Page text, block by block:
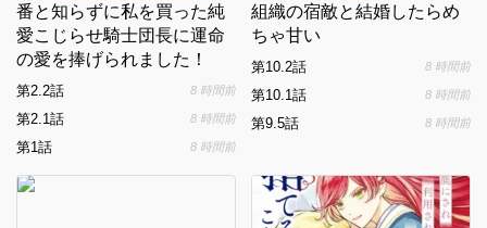
番と知らずに私を買った純
愛こじらせ騎士団長に運命
の愛を捧げられました！
第2.2話 8 時間前
第2.1話 8 時間前
第1話 8 時間前
組織の宿敵と結婚したらめ
ちゃ甘い
第10.2話 8 時間前
第10.1話 8 時間前
第9.5話 8 時間前